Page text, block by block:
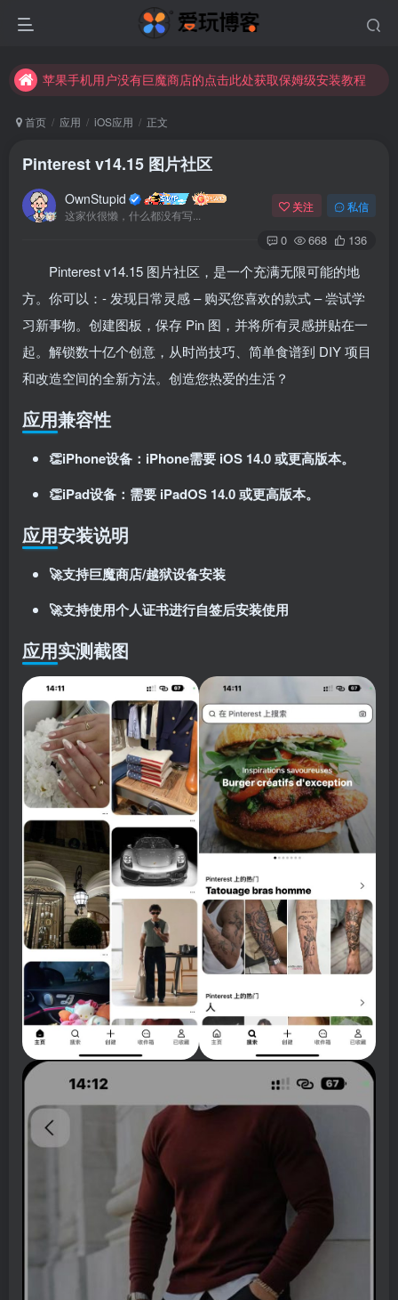
苹果手机用户没有巨魔商店的点击此处获取保姆级安装教程
苹果手机用户没有巨魔商店的点击此处获取保姆级安装教程
首页 应用 iOS应用 正文
Pinterest v14.15 图片社区
OwnStupid
这家伙很懒，什么都没有写...
关注 私信
0 668 136
Pinterest v14.15 图片社区，是一个充满无限可能的地
方。你可以：- 发现日常灵感 – 购买您喜欢的款式 – 尝试学
习新事物。创建图板，保存 Pin 图，并将所有灵感拼贴在一
起。解锁数十亿个创意，从时尚技巧、简单食谱到 DIY 项目
和改造空间的全新方法。创造您热爱的生活？
应用兼容性
👏iPhone设备：iPhone需要 iOS 14.0 或更高版本。
👏iPad设备：需要 iPadOS 14.0 或更高版本。
应用安装说明
🚀支持巨魔商店/越狱设备安装
🚀支持使用个人证书进行自签后安装使用
应用实测截图
扫码登录
使用其它方式登录或注册
扫码登录即表示同意用户协议